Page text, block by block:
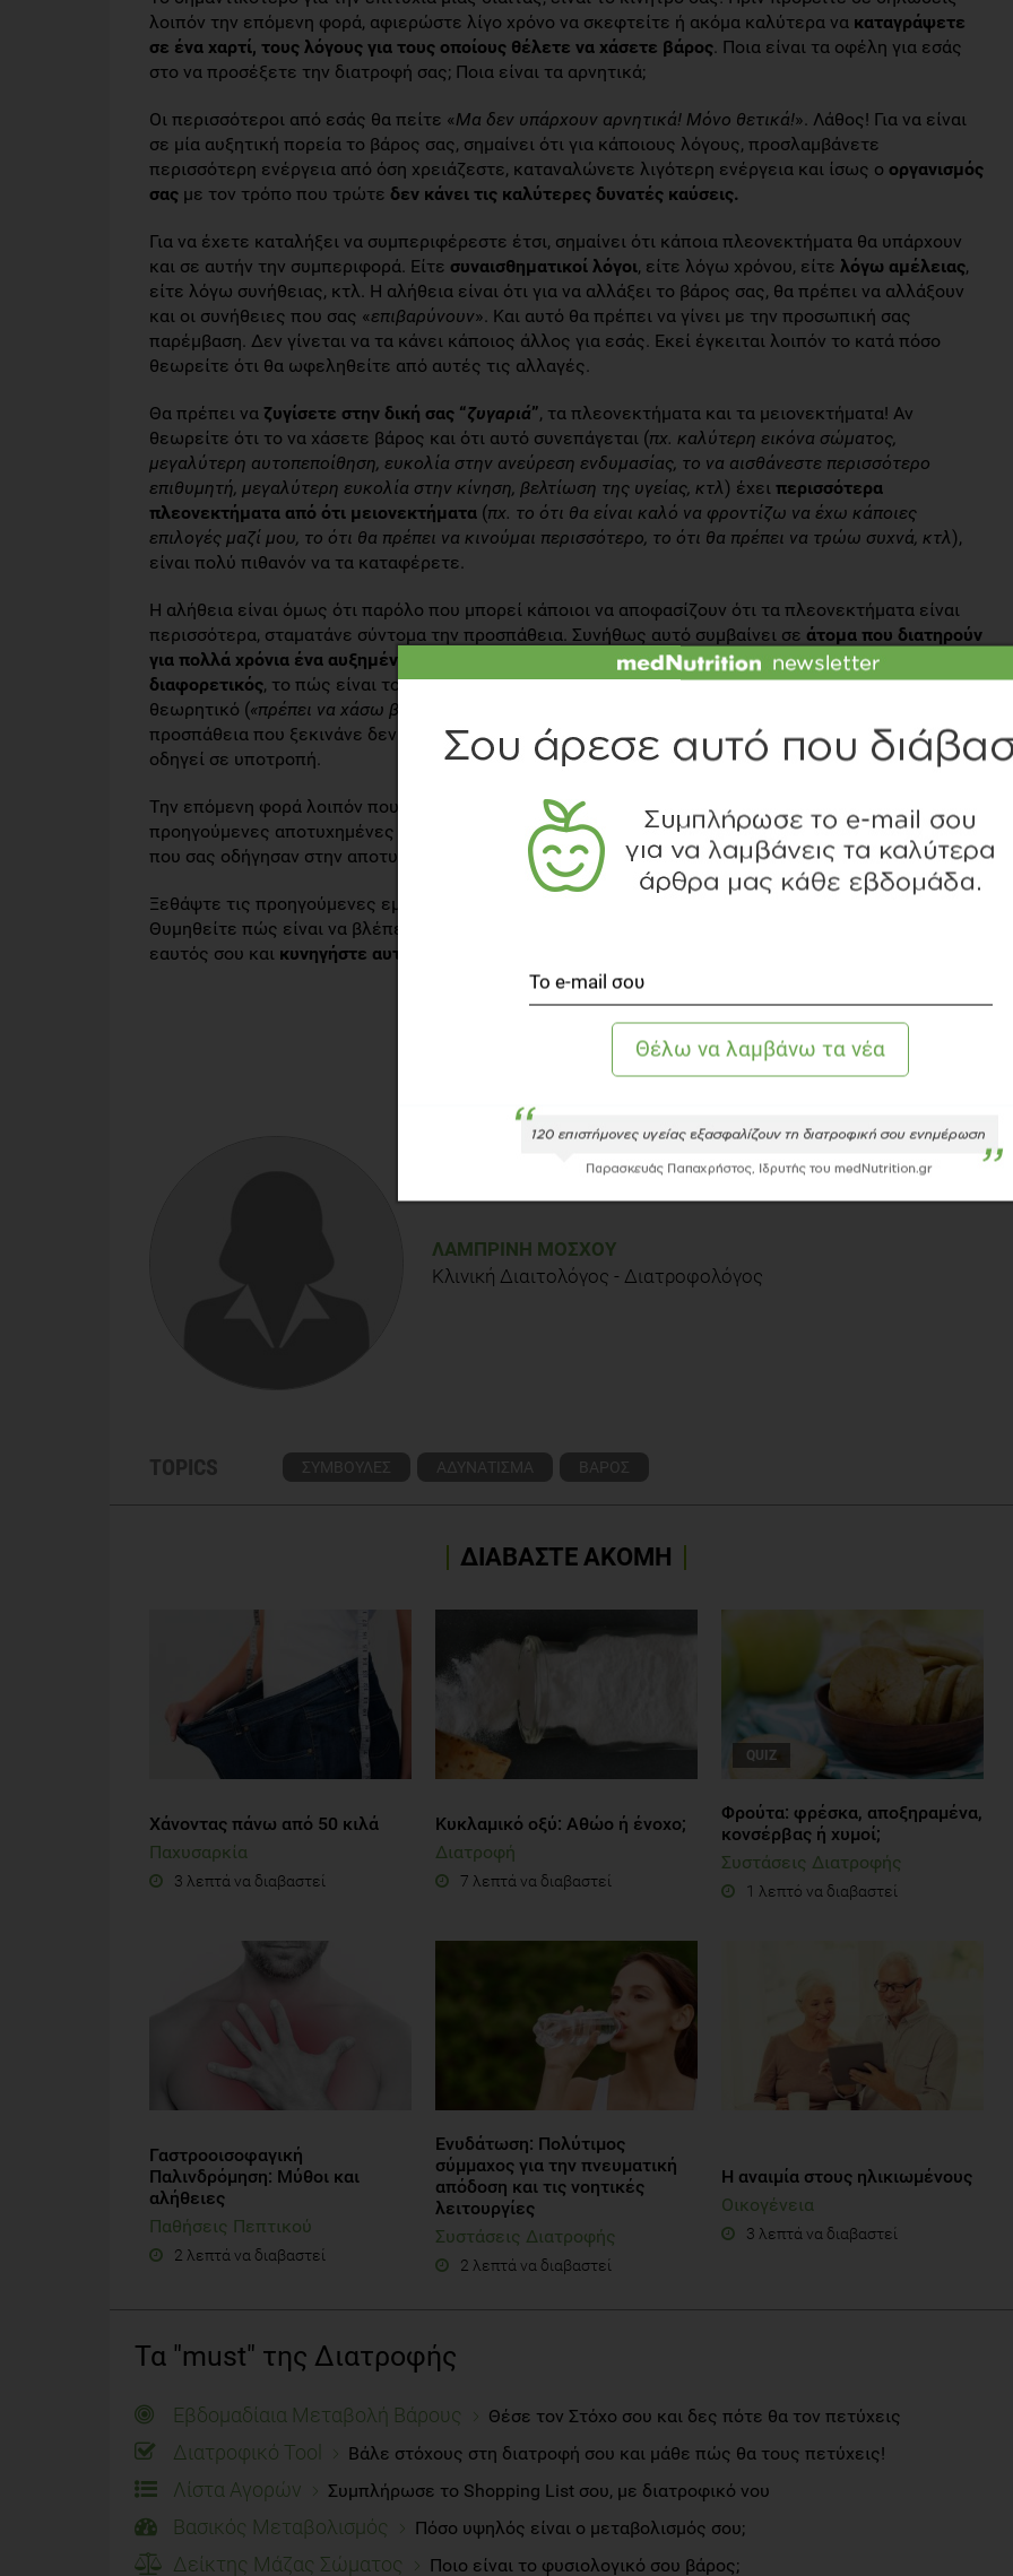
λοιπόν την επόμενη φορά, αφιερώστε λίγο χρόνο να σκεφτείτε ή ακόμα καλύτερα να καταγράψετε
σε ένα χαρτί, τους λόγους για τους οποίους θέλετε να χάσετε βάρος. Ποια είναι τα οφέλη για εσάς
στο να προσέξετε την διατροφή σας; Ποια είναι τα αρνητικά;
Οι περισσότεροι από εσάς θα πείτε «Μα δεν υπάρχουν αρνητικά! Μόνο θετικά!». Λάθος! Για να είναι
σε μία αυξητική πορεία το βάρος σας, σημαίνει ότι για κάποιους λόγους, προσλαμβάνετε
περισσότερη ενέργεια από όση χρειάζεστε, καταναλώνετε λιγότερη ενέργεια και ίσως ο οργανισμός
σας με τον τρόπο που τρώτε δεν κάνει τις καλύτερες δυνατές καύσεις.
Για να έχετε καταλήξει να συμπεριφέρεστε έτσι, σημαίνει ότι κάποια πλεονεκτήματα θα υπάρχουν
και σε αυτήν την συμπεριφορά. Είτε συναισθηματικοί λόγοι, είτε λόγω χρόνου, είτε λόγω αμέλειας,
είτε λόγω συνήθειας, κτλ. Η αλήθεια είναι ότι για να αλλάξει το βάρος σας, θα πρέπει να αλλάξουν
και οι συνήθειες που σας «επιβαρύνουν». Και αυτό θα πρέπει να γίνει με την προσωπική σας
παρέμβαση. Δεν γίνεται να τα κάνει κάποιος άλλος για εσάς. Εκεί έγκειται λοιπόν το κατά πόσο
θεωρείτε ότι θα ωφεληθείτε από αυτές τις αλλαγές.
Θα πρέπει να ζυγίσετε στην δική σας “ζυγαριά”, τα πλεονεκτήματα και τα μειονεκτήματα! Αν
θεωρείτε ότι το να χάσετε βάρος και ότι αυτό συνεπάγεται (πχ. καλύτερη εικόνα σώματος,
μεγαλύτερη αυτοπεποίθηση, ευκολία στην ανεύρεση ενδυμασίας, το να αισθάνεστε περισσότερο
επιθυμητή, μεγαλύτερη ευκολία στην κίνηση, βελτίωση της υγείας, κτλ) έχει περισσότερα
πλεονεκτήματα από ότι μειονεκτήματα (πχ. το ότι θα είναι καλό να φροντίζω να έχω κάποιες
επιλογές μαζί μου, το ότι θα πρέπει να κινούμαι περισσότερο, το ότι θα πρέπει να τρώω συχνά, κτλ),
είναι πολύ πιθανόν να τα καταφέρετε.
Η αλήθεια είναι όμως ότι παρόλο που μπορεί κάποιοι να αποφασίζουν ότι τα πλεονεκτήματα είναι
περισσότερα, σταματάνε σύντομα την προσπάθεια. Συνήθως αυτό συμβαίνει σε άτομα που διατηρούν
για πολλά χρόνια ένα αυξημένο βάρος και τα οποία έχουν ξεχάσει το πώς είναι το να είσαι
διαφορετικός, το πώς είναι το να αισθάνεσαι διαφορετικά. Οπότε στην ουσία κυνηγάνε κάτι το
θεωρητικό («πρέπει να χάσω βάρος», που έχουν βαρεθεί πλέον και οι ίδιοι να λένε
προσπάθεια που ξεκινάνε δεν έχουν συγκεκριμένο στόχο. Και αυτό είναι που πολλές φορές τους
οδηγεί σε υποτροπή.
Την επόμενη φορά λοιπόν που θα θελήσετε να ξεκινήσετε μία νέα προσπάθεια, ξεχάστε τις
προηγούμενες αποτυχημένες προσπάθειές σας και προσπαθήστε να μην επαναλάβετε τα ίδια λάθη
που σας οδήγησαν στην αποτυχία!
Ξεθάψτε τις προηγούμενες εμπειρίες σας! Θυμηθείτε πώς είναι να
Θυμηθείτε πώς είναι να βλέπεις τον εαυτό σου διαφορετικό! Θυμηθείτε πώς είναι να σου αρέσει ο
εαυτός σου και κυνηγήστε αυτό ακριβώς το συναίσθημα
ΛΑΜΠΡΙΝΉ ΜΌΣΧΟΥ
Κλινική Διαιτολόγος - Διατροφολόγος
TOPICS ΣΥΜΒΟΥΛΕΣ ΑΔΥΝΑΤΙΣΜΑ ΒΑΡΟΣ
ΔΙΑΒΑΣΤΕ ΑΚΟΜΗ
Χάνοντας πάνω από 50 κιλά
Παχυσαρκία
3 λεπτά να διαβαστεί
Κυκλαμικό οξύ: Αθώο ή ένοχο;
Διατροφή
7 λεπτά να διαβαστεί
QUIZ
Φρούτα: φρέσκα, αποξηραμένα,
κονσέρβας ή χυμοί;
Συστάσεις Διατροφής
1 λεπτό να διαβαστεί
Γαστροοισοφαγική
Παλινδρόμηση: Μύθοι και
αλήθειες
Παθήσεις Πεπτικού
2 λεπτά να διαβαστεί
Ενυδάτωση: Πολύτιμος
σύμμαχος για την πνευματική
απόδοση και τις νοητικές
λειτουργίες
Συστάσεις Διατροφής
2 λεπτά να διαβαστεί
Η αναιμία στους ηλικιωμένους
Οικογένεια
3 λεπτά να διαβαστεί
Τα "must" της Διατροφής
Εβδομαδίαια Μεταβολή Βάρους Θέσε τον Στόχο σου και δες πότε θα τον πετύχεις
Διατροφικό Tool Βάλε στόχους στη διατροφή σου και μάθε πώς θα τους πετύχεις!
Λίστα Αγορών Συμπλήρωσε το Shopping List σου, με διατροφικό νου
Βασικός Μεταβολισμός Πόσο υψηλός είναι ο μεταβολισμός σου;
Δείκτης Μάζας Σώματος Ποιο είναι το φυσιολογικό σου βάρος;